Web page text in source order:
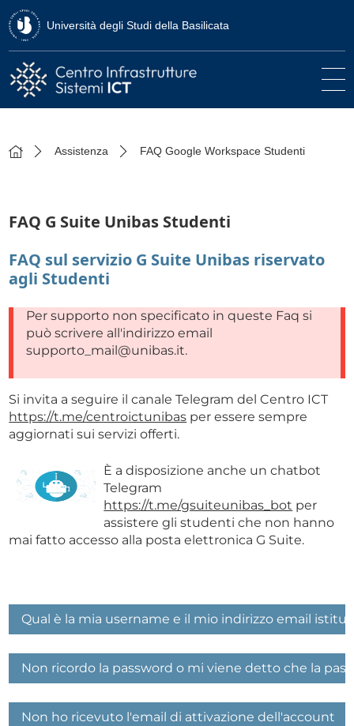
Università degli Studi della Basilicata
Assistenza FAQ Google Workspace Studenti
FAQ G Suite Unibas Studenti
FAQ sul servizio G Suite Unibas riservato
agli Studenti
Per supporto non specificato in queste Faq si
può scrivere all'indirizzo email
supporto_mail@unibas.it.
Si invita a seguire il canale Telegram del Centro ICT
https://t.me/centroictunibas per essere sempre
aggiornati sui servizi offerti.
È a disposizione anche un chatbot
Telegram
https://t.me/gsuiteunibas_bot per
assistere gli studenti che non hanno
mai fatto accesso alla posta elettronica G Suite.
Qual è la mia username e il mio indirizzo email
Non ricordo la password o mi viene detto che la
Non ho ricevuto l'email di attivazione dell'account